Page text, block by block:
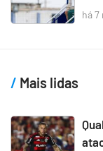
há 7
Mais lidas